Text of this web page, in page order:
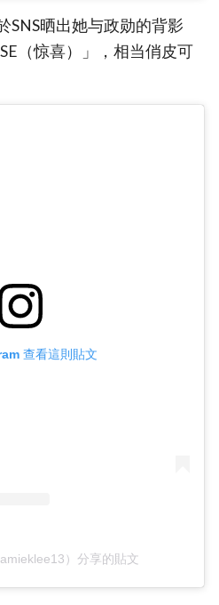
SNS晒出她与政勋的背影
（惊喜）」，相当俏皮可
查看這則貼文
）分享的貼文